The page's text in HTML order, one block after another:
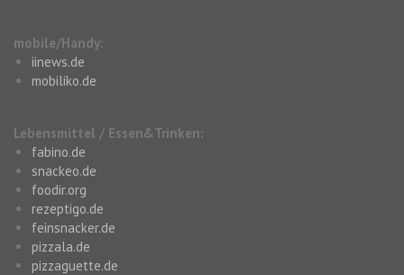
mobile/Handy:
iinews.de
mobiliko.de
Lebensmittel / Essen&Trinken:
fabino.de
snackeo.de
foodir.org
rezeptigo.de
feinsnacker.de
pizzala.de
pizzaguette.de